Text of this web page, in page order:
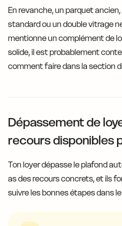
En revanche, un parquet
standard ou un double vitrage
mentionne un complément de
solide, il est probablement
comment faire dans la section
Dépassement de
recours disponibles
Ton loyer dépasse le plafond
as des recours concrets, et ils
suivre les bonnes étapes dans